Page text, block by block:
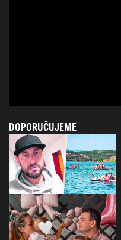
DOPORUČUJEME